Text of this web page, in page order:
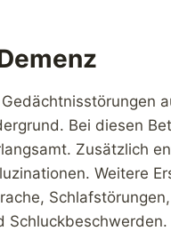
Bei diesen
Zusätzlich
Weitere
Schlafstörungen,
Schluckbeschwerden.